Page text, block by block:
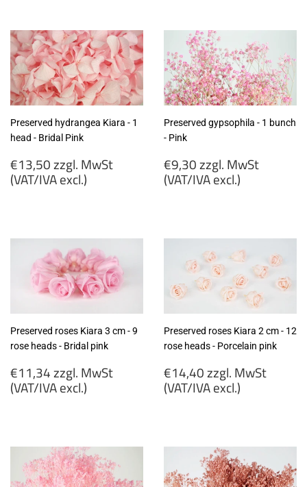
MwSt
(VAT/IVA
excl.)
MwSt
(VAT/IVA
excl.)
Preserved hydrangea Kiara - 1
head - Bridal Pink
Regular
price
€13,50 zzgl. MwSt
(VAT/IVA excl.)
MwSt
(VAT/IVA
excl.)
Preserved gypsophila - 1 bunch
- Pink
Regular
price
€9,30 zzgl. MwSt
(VAT/IVA excl.)
MwSt
(VAT/IVA
excl.)
Preserved roses Kiara 3 cm - 9
rose heads - Bridal pink
Regular
price
€11,34 zzgl. MwSt
(VAT/IVA excl.)
MwSt
(VAT/IVA
excl.)
Preserved roses Kiara 2 cm - 12
rose heads - Porcelain pink
Regular
price
€14,40 zzgl. MwSt
(VAT/IVA excl.)
MwSt
(VAT/IVA
excl.)